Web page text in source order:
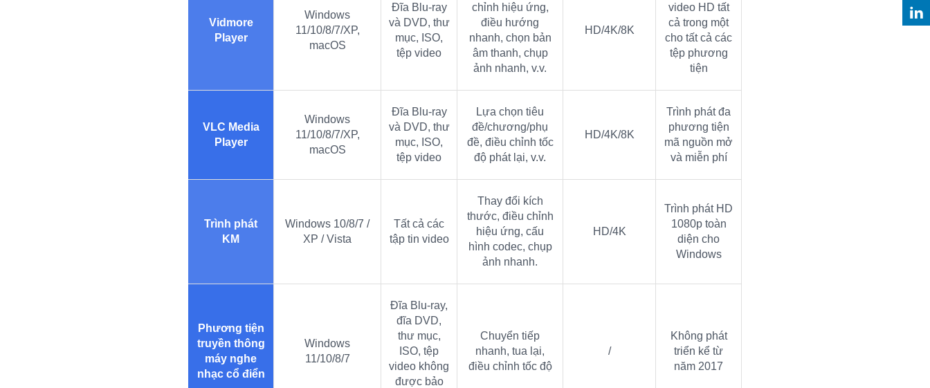
Vidmore
Player
Windows
11/10/8/7/XP,
macOS
Đĩa Blu-ray
và DVD, thư
mục, ISO,
tệp video
chỉnh hiệu ứng,
điều hướng
nhanh, chọn bản
âm thanh, chụp
ảnh nhanh, v.v.
HD/4K/8K
video HD tất
cả trong một
cho tất cả các
tệp phương
tiện
VLC Media
Player
Windows
11/10/8/7/XP,
macOS
Đĩa Blu-ray
và DVD, thư
mục, ISO,
tệp video
Lựa chọn tiêu
đề/chương/phụ
đề, điều chỉnh tốc
độ phát lại, v.v.
HD/4K/8K
Trình phát đa
phương tiện
mã nguồn mở
và miễn phí
Trình phát
KM
Windows 10/8/7 /
XP / Vista
Tất cả các
tập tin video
Thay đổi kích
thước, điều chỉnh
hiệu ứng, cấu
hình codec, chụp
ảnh nhanh.
HD/4K
Trình phát HD
1080p toàn
diện cho
Windows
Phương tiện
truyền thông
máy nghe
nhạc cổ điển
Windows
11/10/8/7
Đĩa Blu-ray,
đĩa DVD,
thư mục,
ISO, tệp
video không
được bảo
Chuyển tiếp
nhanh, tua lại,
điều chỉnh tốc độ
/
Không phát
triển kể từ
năm 2017